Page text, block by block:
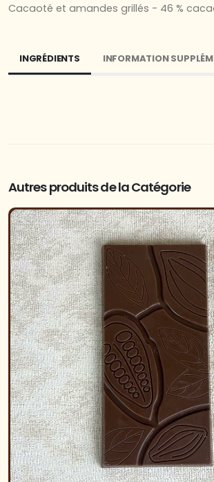
Cacaoté et amandes grillés - 46 %
INGRÉDIENTS INFORMATION
Autres produits de la Catégorie